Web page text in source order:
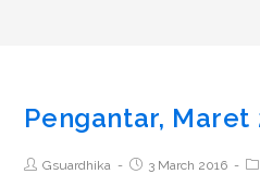
Pengantar, Maret
Gsuardhika 3 March 2016